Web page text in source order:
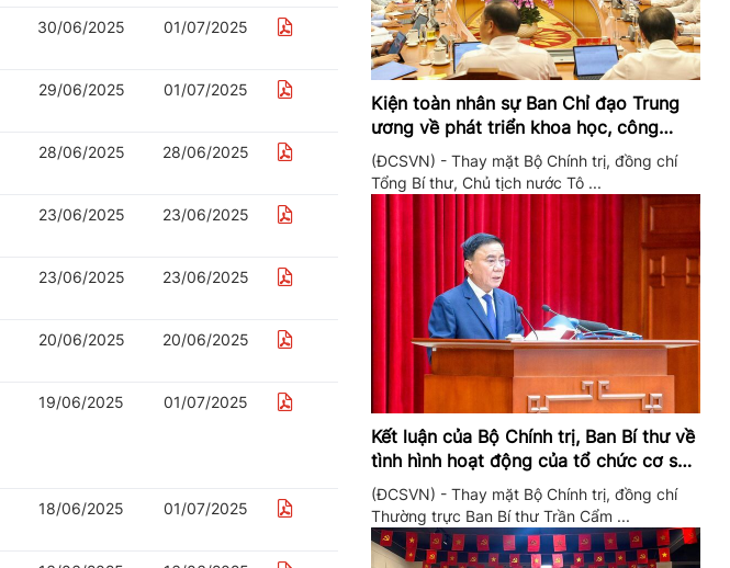
30/06/2025 01/07/2025
29/06/2025 01/07/2025
28/06/2025 28/06/2025
23/06/2025 23/06/2025
23/06/2025 23/06/2025
20/06/2025 20/06/2025
19/06/2025 01/07/2025
18/06/2025 01/07/2025
Kiện toàn nhân sự Ban Chỉ đạo Trung
ương về phát triển khoa học, công
nghệ, đổi mới sáng tạo và chuyển đổi
số
(ĐCSVN) - Thay mặt Bộ Chính trị, đồng chí
Tổng Bí thư, Chủ tịch nước Tô ...
Kết luận của Bộ Chính trị, Ban Bí thư về
tình hình hoạt động của tổ chức cơ sở
đảng trong quý II/2026
(ĐCSVN) - Thay mặt Bộ Chính trị, đồng chí
Thường trực Ban Bí thư Trần Cẩm ...